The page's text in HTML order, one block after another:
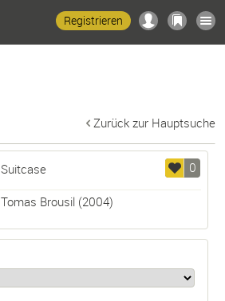
Registrieren
Zurück zur Hauptsuche
0
Suitcase
Tomas Brousil(2004)